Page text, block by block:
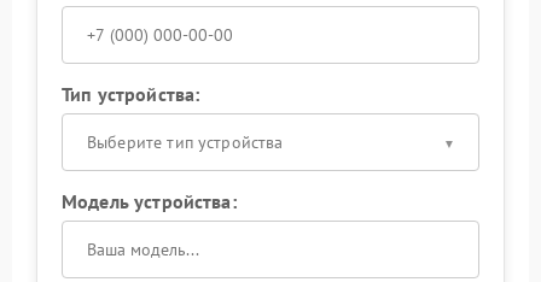
Тип устройства:
Выберите тип устройства
Модель устройства: